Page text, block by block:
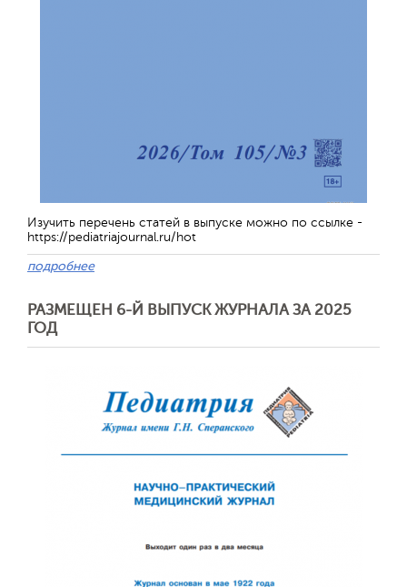
Изучить перечень статей в выпуске можно по ссылке -
https://pediatriajournal.ru/hot
подробнее
РАЗМЕЩЕН 6-Й ВЫПУСК ЖУРНАЛА ЗА 2025
ГОД
Обратная
Отправить